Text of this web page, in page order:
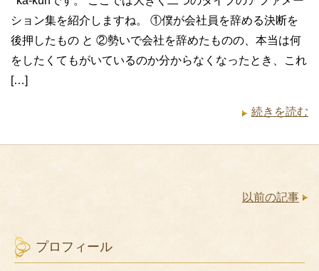
ション集を紹介しますね。 ①僕が会社員を辞める決断を
後押したもの と ②勢いで会社を辞めたものの、本当は何
をしたくてもがいているのか分からなくなったとき、これ
[…]
続きを読む
以前の記事
プロフィール